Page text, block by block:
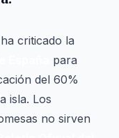
ha criticado la
para
del 60%
isla. Los
no sirven